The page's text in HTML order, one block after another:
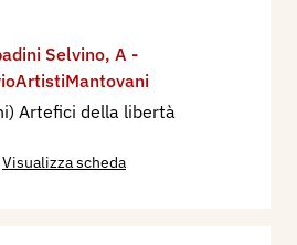
Selvino, A -
Artefici della libertà
Visualizza scheda